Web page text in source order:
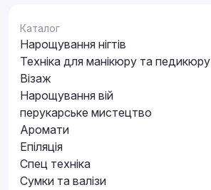
Каталог
Нарощування нігтів
Техніка для манікюру та педикюру
Візаж
Нарощування вій
перукарське мистецтво
Аромати
Епіляція
Спец техніка
Сумки та валізи